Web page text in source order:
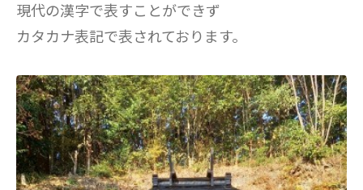
現代の漢字で表すことができず
カタカナ表記で表されております。